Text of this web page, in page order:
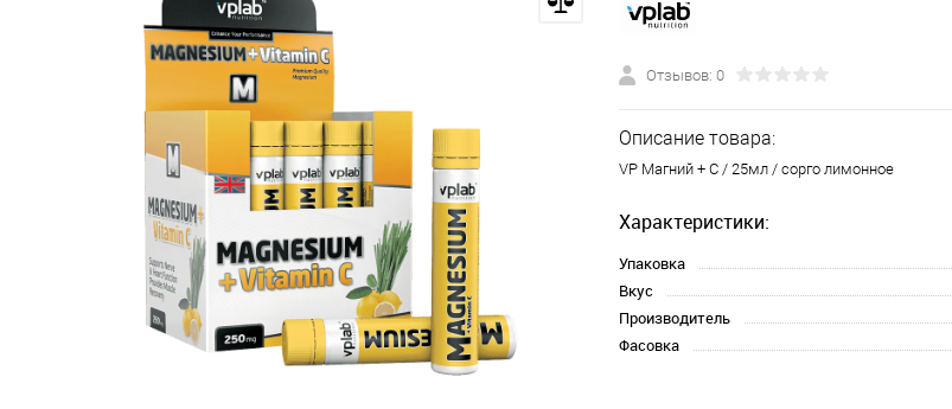
Отзывов: 0
Описание товара:
VP Магний + C / 25мл / сорго лимонное
Характеристики:
Упаковка
Вкус
Производитель
Фасовка